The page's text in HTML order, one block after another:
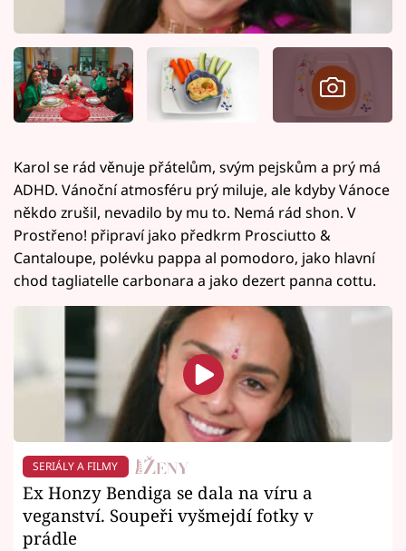
Karol se rád věnuje přátelům, svým pejskům a prý má
ADHD. Vánoční atmosféru prý miluje, ale kdyby Vánoce
někdo zrušil, nevadilo by mu to. Nemá rád shon. V
Prostřeno! připraví jako předkrm Prosciutto &
Cantaloupe, polévku pappa al pomodoro, jako hlavní
chod tagliatelle carbonara a jako dezert panna cottu.
SERIÁLY A FILMY
Ex Honzy Bendiga se dala na víru a
veganství. Soupeři vyšmejdí fotky v
prádle